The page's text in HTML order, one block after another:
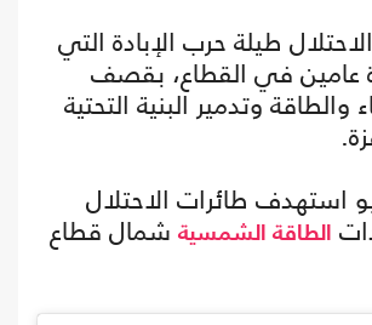
طيلة حرب الإبادة التي
عامين في القطاع، بقصف
والطاقة وتدمير البنية التحتية
استهدف طائرات الاحتلال
الطاقة الشمسية شمال قطاع